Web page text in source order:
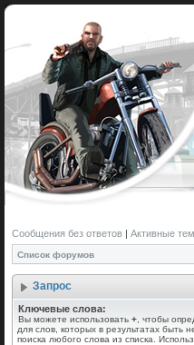
Сообщения без ответов | Активные
Список форумов
Запрос
Ключевые слова:
Вы можете использовать + , чтобы
для слов, которых в результатах
поиска любого слова из списка.